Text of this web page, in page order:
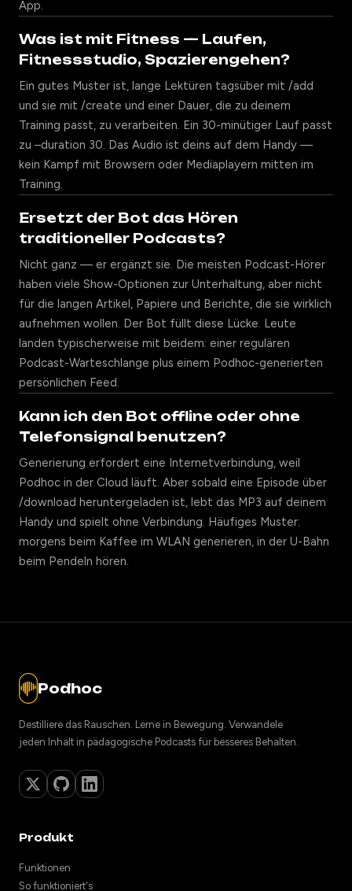
App.
Was ist mit Fitness — Laufen,
Fitnessstudio, Spazierengehen?
Ein gutes Muster ist, lange Lektüren tagsüber mit /add
und sie mit /create und einer Dauer, die zu deinem
Training passt, zu verarbeiten. Ein 30-minütiger Lauf passt
zu –duration 30. Das Audio ist deins auf dem Handy —
kein Kampf mit Browsern oder Mediaplayern mitten im
Training.
Ersetzt der Bot das Hören
traditioneller Podcasts?
Nicht ganz — er ergänzt sie. Die meisten Podcast-Hörer
haben viele Show-Optionen zur Unterhaltung, aber nicht
für die langen Artikel, Papiere und Berichte, die sie wirklich
aufnehmen wollen. Der Bot füllt diese Lücke. Leute
landen typischerweise mit beidem: einer regulären
Podcast-Warteschlange plus einem Podhoc-generierten
persönlichen Feed.
Kann ich den Bot offline oder ohne
Telefonsignal benutzen?
Generierung erfordert eine Internetverbindung, weil
Podhoc in der Cloud läuft. Aber sobald eine Episode über
/download heruntergeladen ist, lebt das MP3 auf deinem
Handy und spielt ohne Verbindung. Häufiges Muster:
morgens beim Kaffee im WLAN generieren, in der U-Bahn
beim Pendeln hören.
Podhoc
Destilliere das Rauschen. Lerne in Bewegung. Verwandele
jeden Inhalt in pädagogische Podcasts für besseres Behalten.
Produkt
Funktionen
So funktioniert's